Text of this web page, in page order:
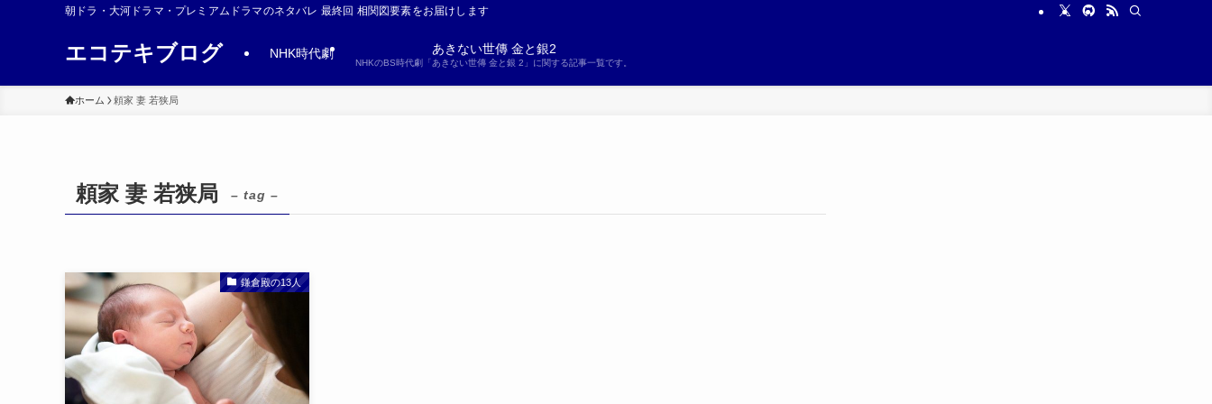
朝ドラ・大河ドラマ・プレミアムドラマのネタバレ 最終回 相関図要素をお届けします
エコテキブログ NHK時代劇 あきない世傳 金と銀2
NHKのBS時代劇「あきない世傳 金と銀 2」に関する記事一覧です。
ホーム 頼家 妻 若狭局
頼家 妻 若狭局 – tag –
鎌倉殿の13人